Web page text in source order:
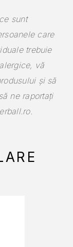
sunt
care
trebuie
vă
și să
ne raportați